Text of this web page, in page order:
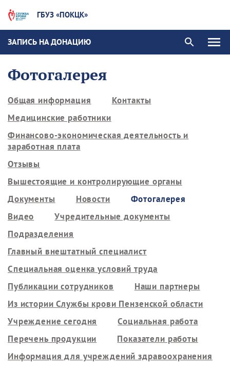
ГБУЗ «ПОКЦК»
ЗАПИСЬ НА ДОНАЦИЮ
Фотогалерея
Общая информация
Контакты
Медицинские работники
Финансово-экономическая деятельность и
заработная плата
Отзывы
Вышестоящие и контролирующие органы
Документы
Новости
Фотогалерея
Видео
Учредительные документы
Подразделения
Главный внештатный специалист
Специальная оценка условий труда
Публикации сотрудников
Наши партнеры
Из истории Службы крови Пензенской области
Учреждение сегодня
Социальная работа
Перечень продукции
Показатели работы
Информация для учреждений здравоохранения